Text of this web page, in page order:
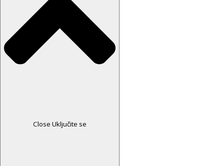
Close Uključite se